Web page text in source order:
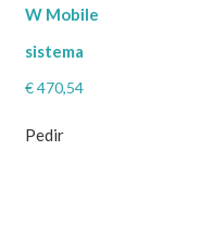
W Mobile
sistema
€470,54
Pedir